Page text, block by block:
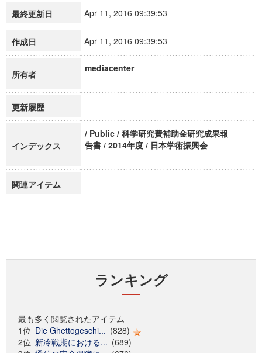
最終更新日 Apr 11, 2016 09:39:53
作成日 Apr 11, 2016 09:39:53
所有者
mediacenter
更新履歴
インデックス
/ Public / 科学研究費補助金研究成果報
告書 / 2014年度 / 日本学術振興会
関連アイテム
ランキング
最も多く閲覧されたアイテム
1位 Die Ghettogeschi... (828)
2位 新冷戦期における... (689)